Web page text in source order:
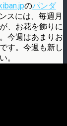
のパンダ
スには、毎週月
、お花を飾りに
今週はあまりお
す。今週も新し
。